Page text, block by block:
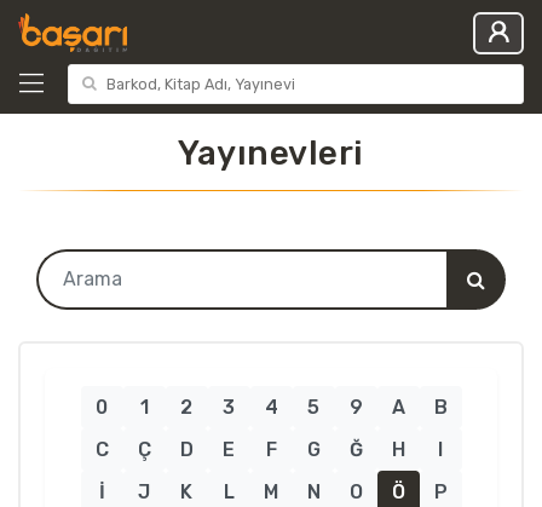
Yayınevleri
0 1 2 3 4 5 9 A
B
C
Ç D E F G Ğ H
I
İ
J K L M N O Ö
P